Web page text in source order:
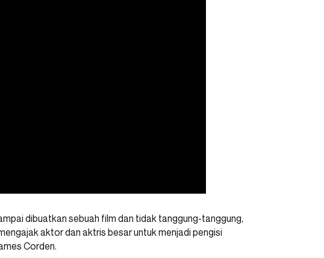
dibuatkan sebuah film dan tidak tanggung-tanggung,
aktor dan aktris besar untuk menjadi pengisi
Corden.